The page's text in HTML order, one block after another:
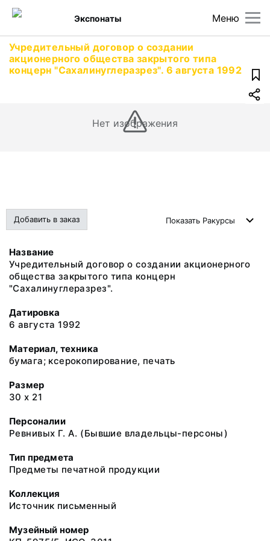
Меню
Экспонаты
Учредительный договор о создании
акционерного общества закрытого типа
концерн "Сахалинуглеразрез". 6 августа 1992
Нет изображения
Добавить в заказ Показать Ракурсы
Название
Учредительный договор о создании акционерного
общества закрытого типа концерн
"Сахалинуглеразрез".
Датировка
6 августа 1992
Материал, техника
бумага; ксерокопирование, печать
Размер
30 х 21
Персоналии
Ревнивых Г. А. (Бывшие владельцы-персоны)
Тип предмета
Предметы печатной продукции
Коллекция
Источник письменный
Музейный номер